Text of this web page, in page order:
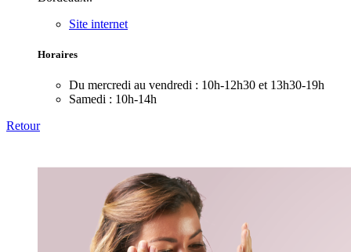
Site internet
Horaires
Du mercredi au vendredi : 10h-12h30 et 13h30-19h
Samedi : 10h-14h
Retour